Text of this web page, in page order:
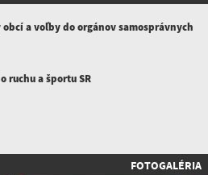
a voľby do orgánov samosprávnych
ruchu a športu SR
FOTOGALÉRIA